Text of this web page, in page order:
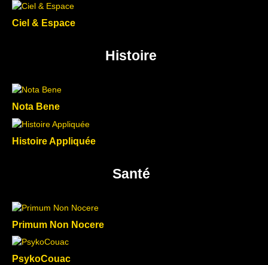
Ciel & Espace
Histoire
Nota Bene
Histoire Appliquée
Santé
Primum Non Nocere
PsykoCouac